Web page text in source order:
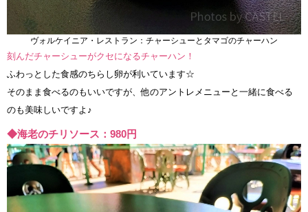
ヴォルケイニア・レストラン：チャーシューとタマゴのチャーハン
刻んだチャーシューがクセになるチャーハン！
ふわっとした食感のちらし卵が利いています☆
そのまま食べるのもいいですが、他のアントレメニューと一緒に食べる
のも美味しいですよ♪
◆海老のチリソース：980円